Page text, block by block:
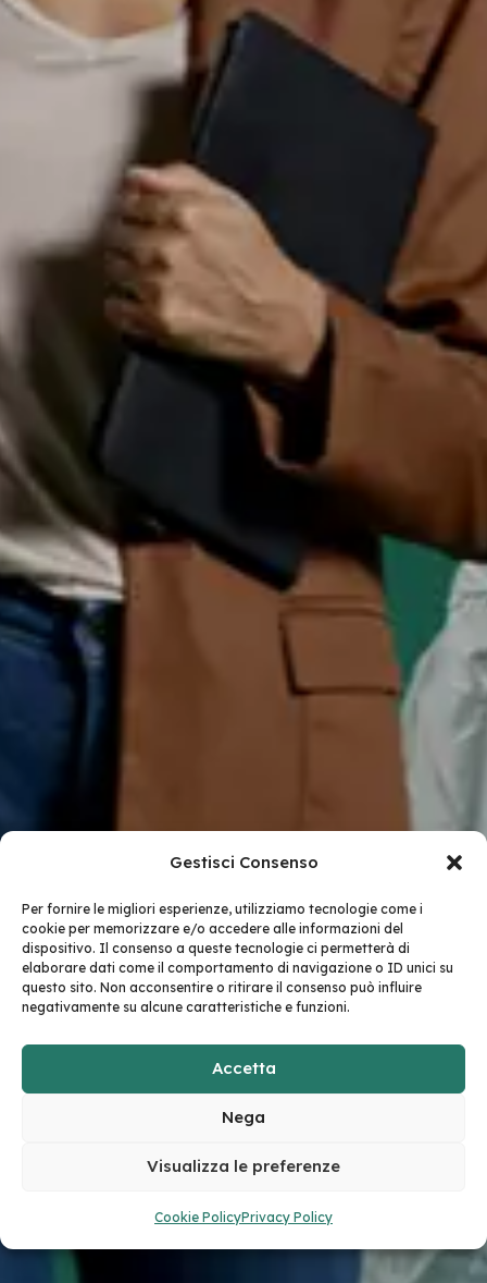
Gestisci Consenso
Per fornire le migliori esperienze, utilizziamo tecnologie come i
cookie per memorizzare e/o accedere alle informazioni del
dispositivo. Il consenso a queste tecnologie ci permetterà di
elaborare dati come il comportamento di navigazione o ID unici su
questo sito. Non acconsentire o ritirare il consenso può influire
negativamente su alcune caratteristiche e funzioni.
Accetta
Nega
Visualizza le preferenze
Cookie PolicyPrivacy Policy